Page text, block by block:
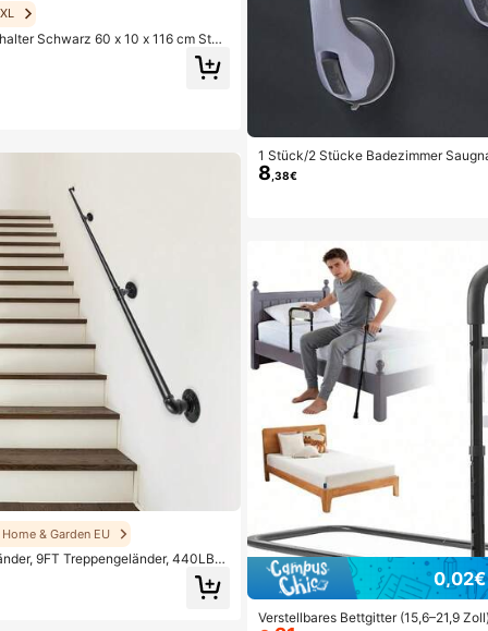
1.2K Follower
1.2K Follower
Schwarz 60 x 10 x 116 cm Stah
Home & Garden EU
9FT Treppengeländer, 440LBS
Rohr-Geländer, Industrie
mit Wandmontage-Halterung, runde
1 Stück/2 Stücke Badezimmer
f Stange Haltegriff, rutschfeste
Badezimmer Accessoires
8 ,38€
Verstellbares Bettgitter (15,6–21,9